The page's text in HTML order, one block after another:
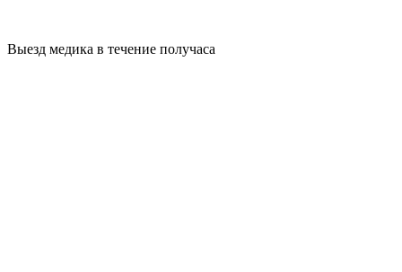
Выезд медика в течение получаса